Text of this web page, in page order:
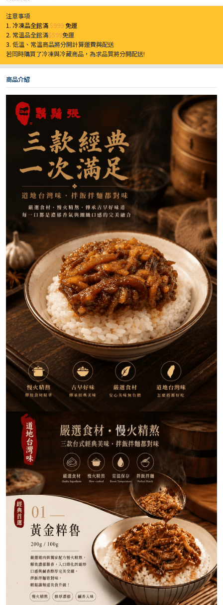
注意事項
1. 冷凍品全館滿 $999免運
2. 常溫品全館滿$599免運
3.低溫、常溫商品將分開計算運費與配送
若同時購買了冷凍與冷藏商品，為求品質將分開配送!
商品介紹